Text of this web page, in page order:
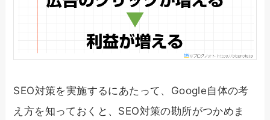
SEO対策を実施するにあたって、Google自体の考
え方を知っておくと、SEO対策の勘所がつかめま